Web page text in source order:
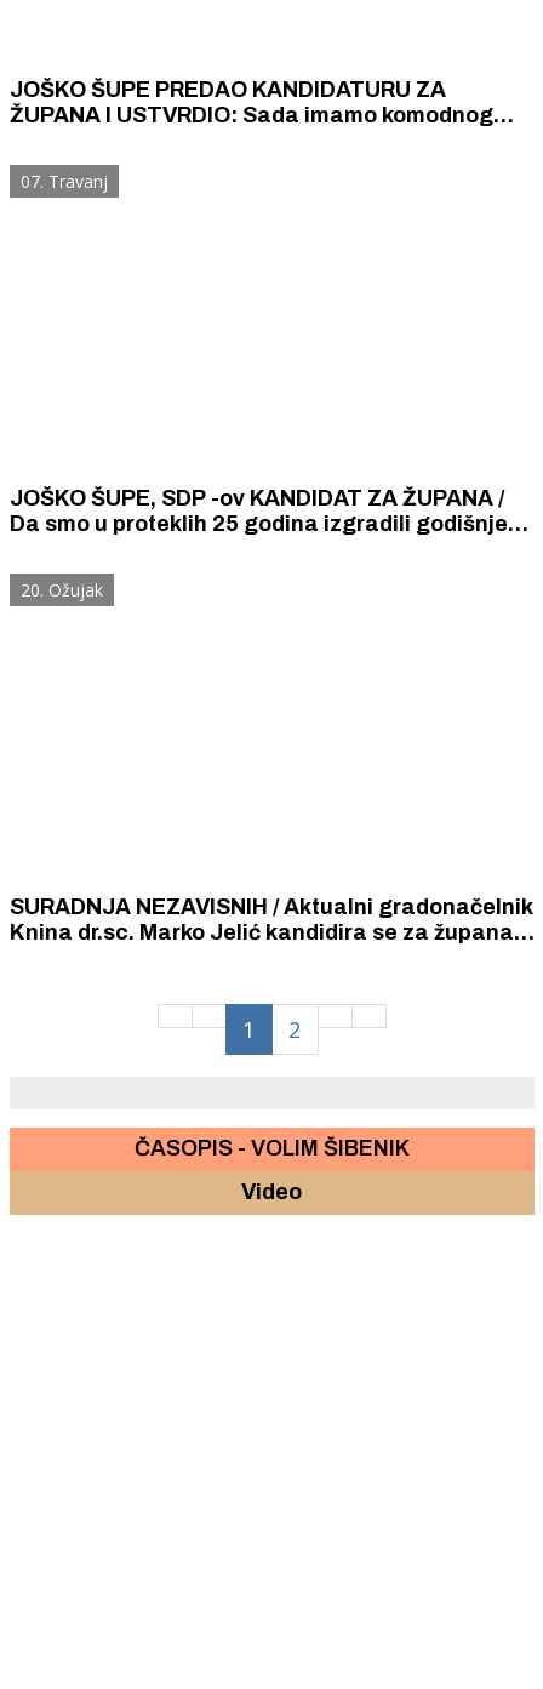
JOŠKO ŠUPE PREDAO KANDIDATURU ZA
ŽUPANA I USTVRDIO: Sada imamo komodnog
kolegica pa ni one koje sežu direktno u zgradu
županije
07. Travanj
JOŠKO ŠUPE, SDP -ov KANDIDAT ZA ŽUPANA /
Da smo u proteklih 25 godina izgradili godišnje
već bi bila izgrađena
20. Ožujak
SURADNJA NEZAVISNIH / Aktualni gradonačelnik
Knina dr.sc. Marko Jelić kandidira se za župana
1 2
ČASOPIS - VOLIM ŠIBENIK
Video